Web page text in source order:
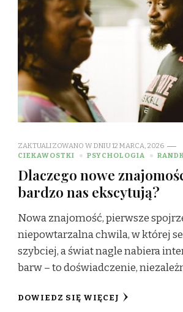
ZAKTUALIZOWANO W DNIU12 MARCA, 2026
CIEKAWOSTKI
PSYCHOLOGIA
Dlaczego nowe
bardzo nas ekscytują?
Nowa znajomość, pierwsze
niepowtarzalna chwila, w której
szybciej, a świat nagle nabiera
barw – to doświadczenie,
DOWIEDZ SIĘ WIĘCEJ